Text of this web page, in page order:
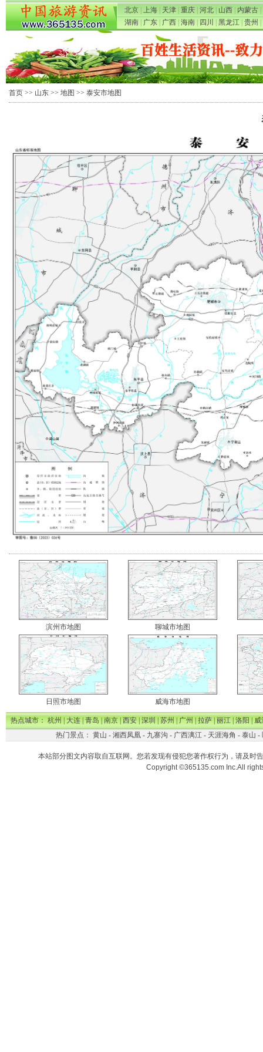
北京 上海 天津 重庆 河北 山西 内蒙古
湖南
广东 广西 海南 四川 黑龙江 贵州
首页 >> 山东 >> 地图 >> 泰安市地图
滨州市地图 聊城市地图
日照市地图 威海市地图
热点城市：杭州|大连|青岛|南京|西安|深圳|苏州|广州|拉萨|丽江|洛阳|威
热门景点： 黄山 - 湘西凤凰- 九寨沟 - 广西漓江- 天涯海角 - 泰山 -
本站部分图文内容取自互联网。您若发现有侵犯您著作权行为，请及时
Copyright ©365135.com Inc.All